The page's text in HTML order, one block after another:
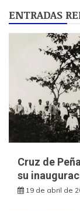
ENTRADAS
Cruz de
su
19 de abril de